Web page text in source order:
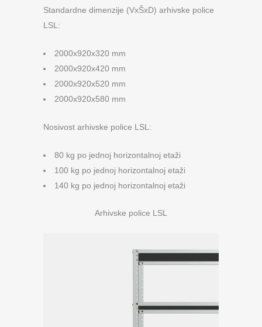
Standardne dimenzije (VxŠxD) arhivske police
LSL:
2000x920x320 mm
2000x920x420 mm
2000x920x520 mm
2000x920x580 mm
Nosivost arhivske police LSL:
80 kg po jednoj horizontalnoj etaži
100 kg po jednoj horizontalnoj etaži
140 kg po jednoj horizontalnoj etaži
Arhivske police LSL